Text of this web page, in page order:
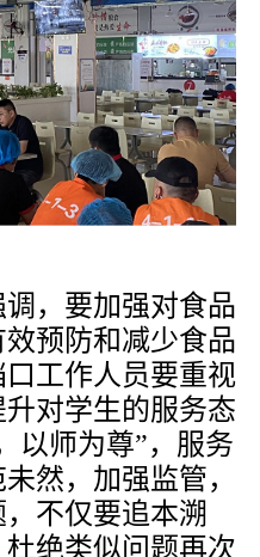
调，要加强对食品
预防和减少食品
工作人员要重视
对学生的服务态
以师为尊”，服务
然，加强监管，
不仅要追本溯
绝类似问题再次